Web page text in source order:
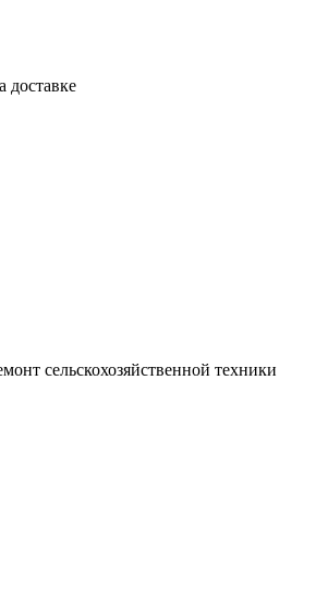
доставке
сельскохозяйственной техники